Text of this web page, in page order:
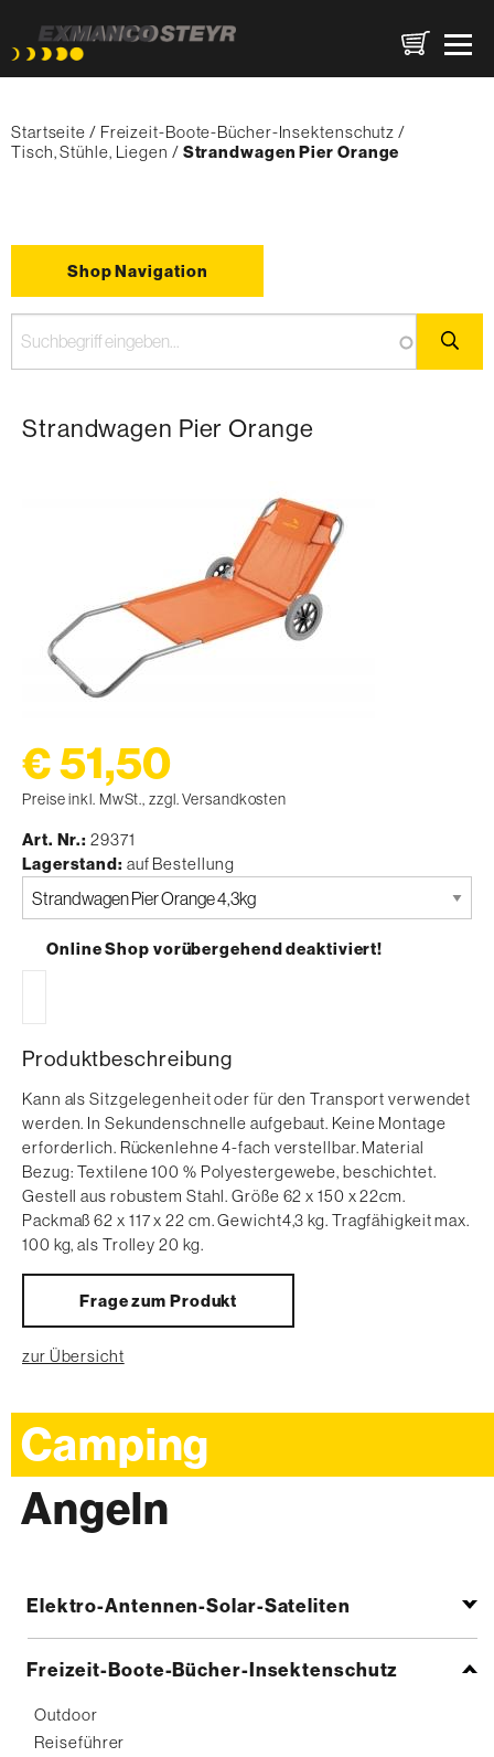
zum
Inhalt
Startseite
Freizeit-Boote-Bücher-Insektenschutz
Tisch, Stühle, Liegen
{'Current'|t}:
Strandwagen Pier Orange
Shop Navigation
Strandwagen Pier Orange
€ 51,50
Preise inkl. MwSt., zzgl. Versandkosten
Art. Nr. 29371
Lagerstand auf Bestellung
Bitte
auswählen
Online Shop vorübergehend deaktiviert!
Produktbeschreibung
Kann als Sitzgelegenheit oder für den Transport verwendet
werden. In Sekundenschnelle aufgebaut. Keine Montage
erforderlich. Rückenlehne 4-fach verstellbar. Material
Bezug: Textilene 100 % Polyestergewebe, beschichtet.
Gestell aus robustem Stahl. Größe 62 x 150 x 22cm.
Packmaß 62 x 117 x 22 cm. Gewicht4,3 kg. Tragfähigkeit max.
100 kg, als Trolley 20 kg.
Frage zum Produkt
zur Übersicht
Camping
Angeln
Elektro-Antennen-Solar-Sateliten
Freizeit-Boote-Bücher-Insektenschutz
Outdoor
Reiseführer